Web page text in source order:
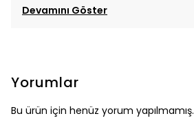
Devamını Göster
Yorumlar
Bu ürün için henüz yorum yapılmamış.